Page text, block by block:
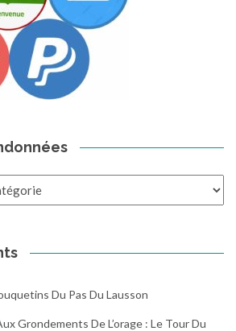
Du Pas Du Lausson
Grondements De L’orage : Le Tour Du